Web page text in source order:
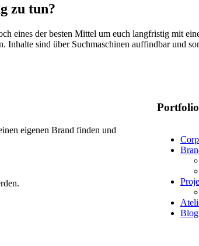
zu tun?
eines der besten Mittel um euch langfristig mit
Inhalte sind über Suchmaschinen auffindbar und
eigenen Brand finden und
Portfolio
Blog